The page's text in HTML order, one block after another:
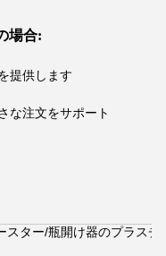
場合:
提供します
な注文をサポート
スター/瓶開け器のプラス